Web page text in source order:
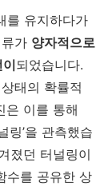
를 유지하다가
가 양자적으로
되었습니다.
태의 확률적
은 이를 통해
링’을 관측했습
졌던 터널링이
수를 공유한 상